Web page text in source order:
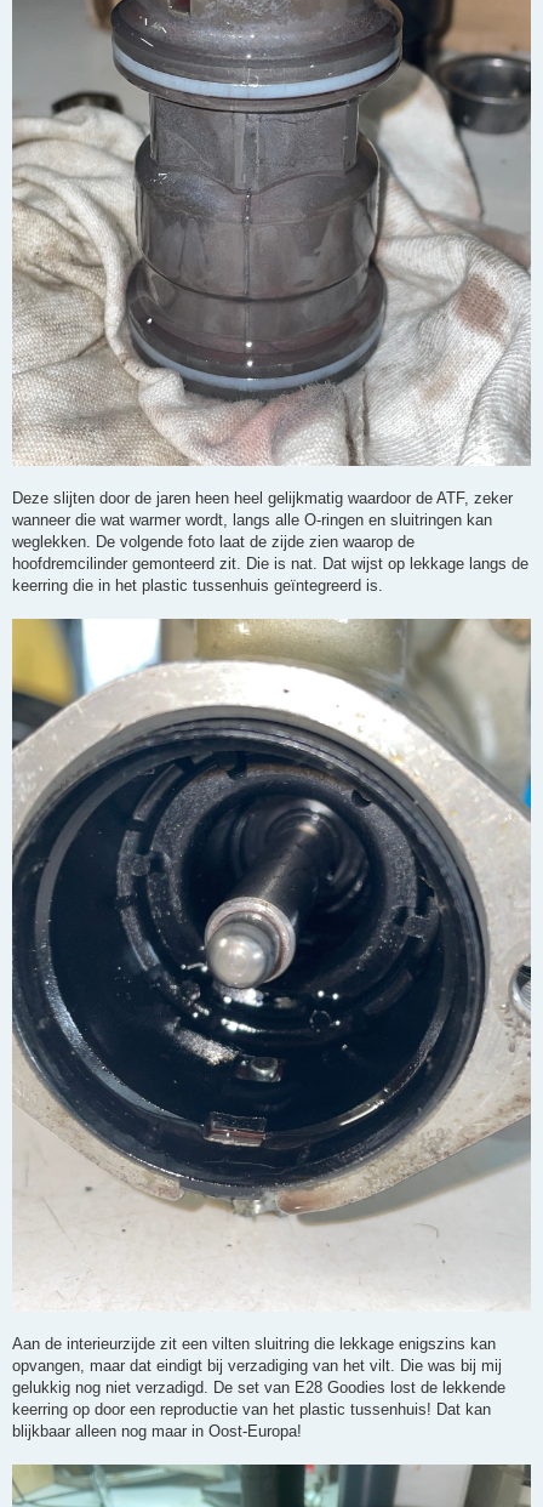
Deze slijten door de jaren heen heel gelijkmatig waardoor de ATF, zeker
wanneer die wat warmer wordt, langs alle O-ringen en sluitringen kan
weglekken. De volgende foto laat de zijde zien waarop de
hoofdremcilinder gemonteerd zit. Die is nat. Dat wijst op lekkage langs de
keerring die in het plastic tussenhuis geïntegreerd is.
Aan de interieurzijde zit een vilten sluitring die lekkage enigszins kan
opvangen, maar dat eindigt bij verzadiging van het vilt. Die was bij mij
gelukkig nog niet verzadigd. De set van E28 Goodies lost de lekkende
keerring op door een reproductie van het plastic tussenhuis! Dat kan
blijkbaar alleen nog maar in Oost-Europa!